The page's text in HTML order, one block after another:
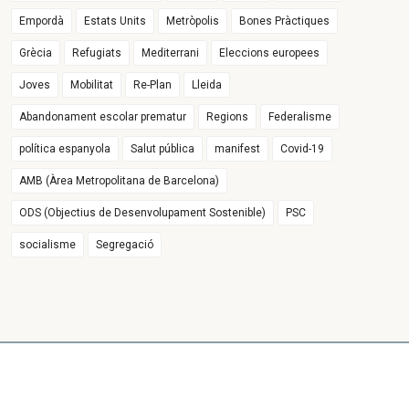
Empordà Estats Units Metròpolis Bones Pràctiques
Grècia Refugiats Mediterrani Eleccions europees
Joves Mobilitat Re-Plan Lleida
Abandonament escolar prematur Regions Federalisme
política espanyola Salut pública manifest Covid-19
AMB (Àrea Metropolitana de Barcelona)
ODS (Objectius de Desenvolupament Sostenible) PSC
socialisme Segregació